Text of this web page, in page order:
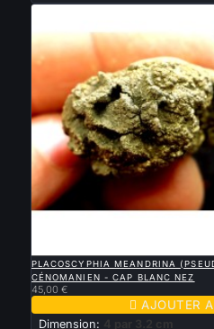
PLACOSCYPHIA MEANDRINA
CÉNOMANIEN - CAP BLANC NEZ
45,00 €
 AJOUTER
Dimension: 4 par 3.2 cm